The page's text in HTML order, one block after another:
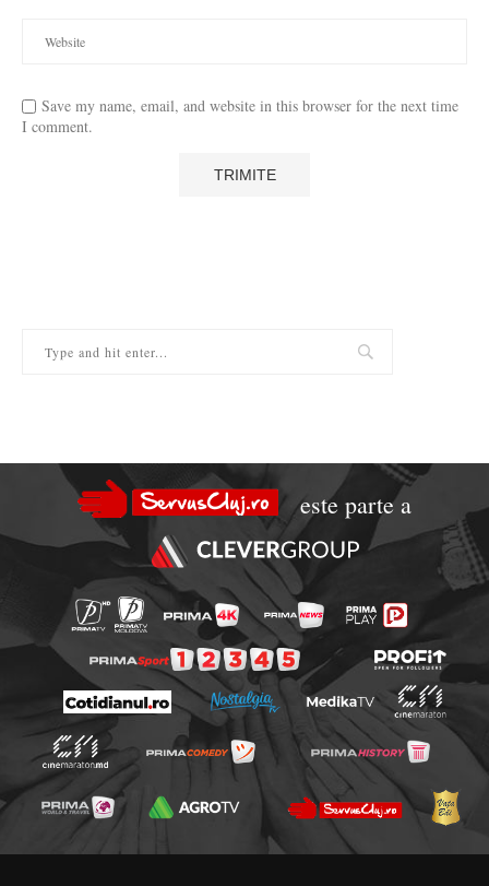
Save my name, email, and website in this browser for the next time
I comment.
este parte a